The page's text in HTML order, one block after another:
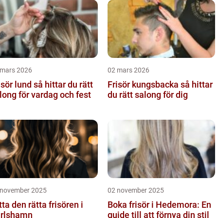
2026
så hittar du rätt
för vardag och fest
02 mars 2026
Frisör kungsbacka så hittar
du rätt salong för dig
2025
den rätta frisören i
02 november 2025
Boka frisör i Hedemora: En
guide till att förnya din stil